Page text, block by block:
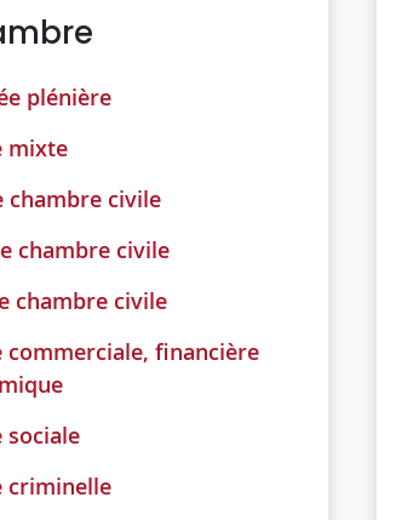
plénière
mixte
chambre civile
chambre civile
chambre civile
commerciale, financière
sociale
criminelle